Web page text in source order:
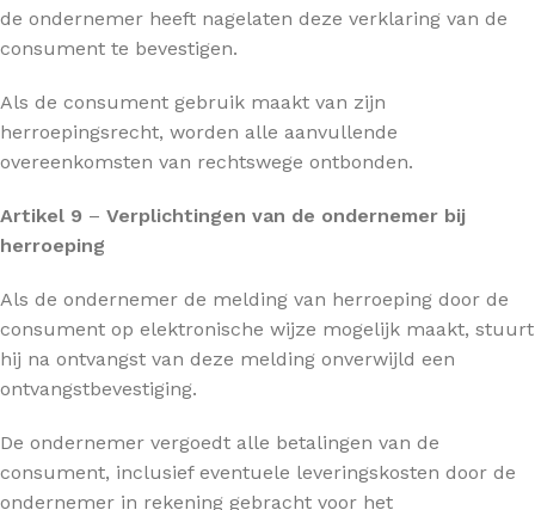
de ondernemer heeft nagelaten deze verklaring van de
consument te bevestigen.
Als de consument gebruik maakt van zijn
herroepingsrecht, worden alle aanvullende
overeenkomsten van rechtswege ontbonden.
Artikel 9 – Verplichtingen van de ondernemer bij
herroeping
Als de ondernemer de melding van herroeping door de
consument op elektronische wijze mogelijk maakt, stuurt
hij na ontvangst van deze melding onverwijld een
ontvangstbevestiging.
De ondernemer vergoedt alle betalingen van de
consument, inclusief eventuele leveringskosten door de
ondernemer in rekening gebracht voor het